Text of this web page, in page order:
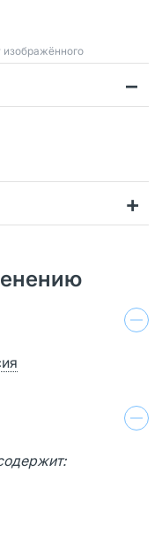
изображённого